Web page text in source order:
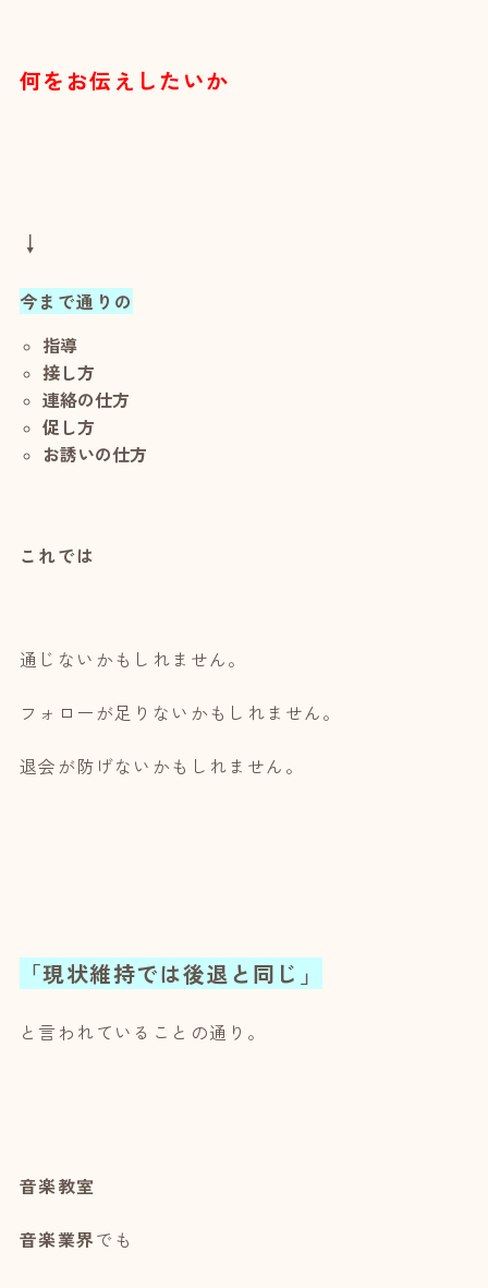
何をお伝えしたいか
↓
今まで通りの
指導
接し方
連絡の仕方
促し方
お誘いの仕方
これでは
通じないかもしれません。
フォローが足りないかもしれません。
退会が防げないかもしれません。
「現状維持では後退と同じ」
と言われていることの通り。
音楽教室
音楽業界でも